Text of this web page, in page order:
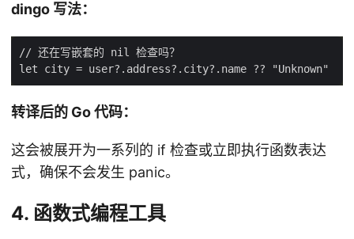
dingo 写法：
转译后的 Go 代码：
这会被展开为一系列的 if 检查或立即执行函数表达
式，确保不会发生 panic。
4. 函数式编程工具